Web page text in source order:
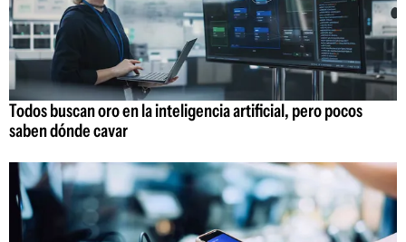
Todos buscan oro en la inteligencia artificial, pero pocos
saben dónde cavar